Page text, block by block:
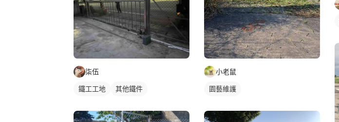
柒伍
鐵工工地 其他鐵件
小老鼠
園藝維護